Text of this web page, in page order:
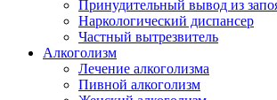
Принудительный вывод из
Наркологический диспансер
Частный вытрезвитель
Алкоголизм
Лечение алкоголизма
Пивной алкоголизм